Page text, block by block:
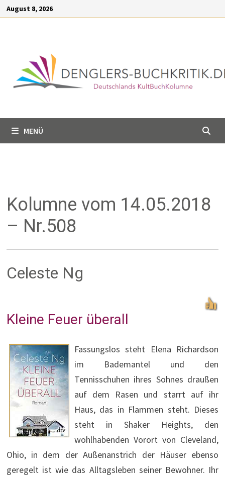
springen
August 8, 2026
MENÜ
Kolumne vom 14.05.2018
– Nr.508
Celeste Ng
Kleine Feuer überall
Fassungslos steht Elena Richardson
im Bademantel und den
Tennisschuhen ihres Sohnes draußen
auf dem Rasen und starrt auf ihr
Haus, das in Flammen steht. Dieses
steht in Shaker Heights, den
wohlhabenden Vorort von Cleveland,
Ohio, in dem der Außenanstrich der Häuser ebenso
geregelt ist wie das Alltagsleben seiner Bewohner. Ihr